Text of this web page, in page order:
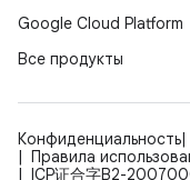
Google Cloud Platform
Все продукты
Конфиденциальность
Правила
ICP证合字B2-